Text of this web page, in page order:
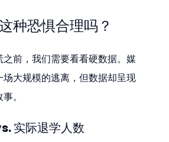
种恐惧合理吗？
前，我们需要看看硬数据。媒
大规模的逃离，但数据却呈现
。
实际退学人数